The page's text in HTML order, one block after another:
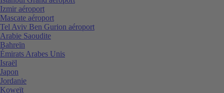
Izmir aéroport
Mascate aéroport
Tel Aviv Ben Gurion aéroport
Arabie Saoudite
Bahreïn
Émirats Arabes Unis
Israël
Japon
Jordanie
Koweït